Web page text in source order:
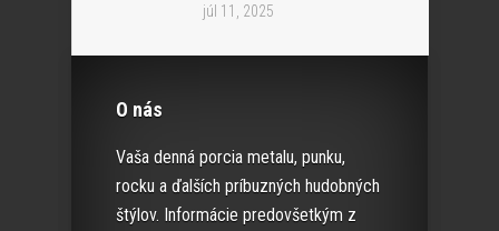
júl 11, 2025
O nás
Vaša denná porcia metalu, punku,
rocku a ďalších príbuzných hudobných
štýlov. Informácie predovšetkým z